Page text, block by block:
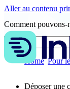
Aller au contenu
Comment pouvons-
Home Pour
Déposer une